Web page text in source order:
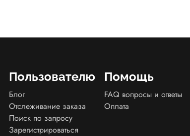
Пользователю
Блог
Отслеживание заказа
Поиск по запросу
Зарегистрироваться
Помощь
FAQ вопросы и ответы
Оплата